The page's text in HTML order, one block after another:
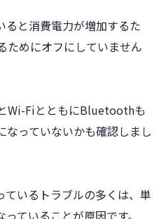
と消費電力が増加するた
ためにオフにしていません
Wi-FiとともにBluetoothも
なっていないかも確認しまし
いるトラブルの多くは、単